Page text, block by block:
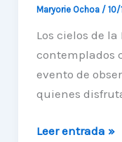
Maryorie Ochoa /
Los cielos de
contemplados
evento de
quienes
Leer entrada »